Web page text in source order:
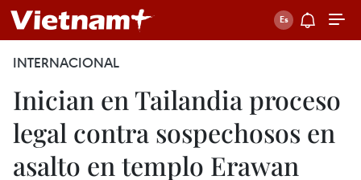
INTERNACIONAL
Inician en Tailandia proceso
legal contra sospechosos en
asalto en templo Erawan